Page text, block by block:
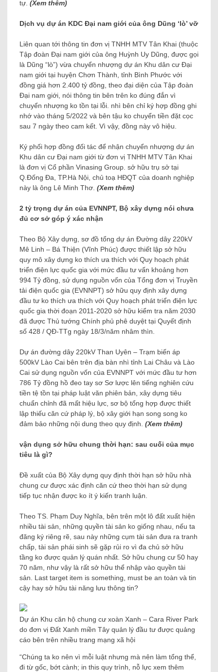
tự. (Xem thêm)
Dịch vụ dự án KDC Đại nam giới của ông Dũng ‘lò’ vỡ
Liên quan tới thông tin đơn vị TNHH MTV Tân Khai (thuộc
Tập đoàn Đại nam giới của ông Huỳnh Uy Dũng, được gọi
là Dũng “lò”) vừa chuyển nhượng dự án Khu dân cư Đại
nam giới tại huyện Chơn Thành, tỉnh Bình Phước với
đồng giá hơn 2.400 tỷ đồng, theo đại diện của Tập đoàn
Đại nam giới, nói thông tin bên trên ko đúng đắn vì
chuyển nhượng ko tồn tại lỗi. nhì bên chỉ ký hợp đồng ghi
nhớ vào tháng 5/2022 và bên tậu ko chuyển tiền đặt cọc
sau 7 ngày theo cam kết. Vì vậy, đồng này vô hiệu.
Ký phối hợp đồng đối tác để nhận chuyển nhượng dự án
Khu dân cư Đại nam giới từ đơn vị TNHH MTV Tân Khai
là đơn vị Cổ phần Vinasing Group. sở hữu trụ sở tại
Q.Đống Đa, TP.Hà Nội, chủ toạ HĐQT của doanh nghiệp
này là ông Lê Minh Thơ. (Xem thêm)
2 tỷ trọng dự án của EVNNPT, Bộ xây dựng nói chưa
đủ cơ sở góp ý xác nhận
Theo Bộ Xây dựng, sơ đồ tổng dự án Đường dây 220kV
Mê Linh – Bá Thiện (Vĩnh Phúc) được thiết lập sở hữu
quy mô xây dựng ko thích ưa thích với Quy hoạch phát
triển điện lực quốc gia với mức đầu tư vấn khoảng hơn
994 Tỷ đồng, sử dụng nguồn vốn của Tổng đơn vị Truyền
tải điện quốc gia (EVNNPT) sở hữu quy định xây dựng
đầu tư ko thích ưa thích với Quy hoạch phát triển điện lực
quốc gia thời đoạn 2011-2020 sở hữu kiểm tra năm 2030
đã được Thủ tướng Chính phủ phê duyệt tại Quyết định
số 428 / QĐ-TTg ngày 18/3/năm nhâm thìn.
Dự án đường dây 220kV Than Uyên – Trạm biến áp
500kV Lào Cai bên trên địa bàn nhì tỉnh Lai Châu và Lào
Cai sử dụng nguồn vốn của EVNNPT với mức đầu tư hơn
786 Tỷ đồng hồ đeo tay sơ Sơ lược lên tiếng nghiên cứu
tiền tệ tồn tại pháp luật văn phiên bản, xây dựng tiêu
chuẩn chỉnh đã mất hiệu lực, sơ bộ tổng hợp được thiết
lập thiếu căn cứ pháp lý, bộ xây giới hạn song song ko
đảm bảo những nội dung theo quy định. (Xem thêm)
vận dụng sở hữu chung thời hạn: sau cuối của mục
tiêu là gì?
Đề xuất của Bộ Xây dựng quy định thời hạn sở hữu nhà
chung cư được xác định căn cứ theo thời hạn sử dụng
tiếp tục nhận được ko ít ý kiến ​​tranh luận.
Theo TS. Phạm Duy Nghĩa, bên trên một lô đất xuất hiện
nhiều tài sản, những quyền tài sản ko giống nhau, nếu ta
đăng ký riêng rẽ, sau này những cụm tài sản đưa ra tranh
chấp, tài sản phái sinh sẽ gặp rủi ro vì đa chủ sở hữu
tầng ko được quản lý quán nhất. Sở hữu chung cư 50 hay
70 năm, như vậy là rất sở hữu thể nhập vào quyền tài
sản. Last target item is something, must be an toàn và tin
cậy hay sở hữu tài năng lưu thông tin?
Dự án Khu căn hộ chung cư xoàn Xanh – Cara River Park
do đơn vị Đất Xanh miền Tây quản lý đầu tư được quảng
cáo bên trên nhiều trang mạng xã hội
“Chúng ta ko nên vì mỗi luật nhưng mà nên làm tổng thể,
đi từ gốc, bớt cành; in this quy trình, nỗ lực xem thêm